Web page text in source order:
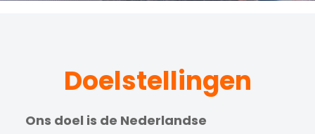
Doelstellingen
Ons doel is de Nederlandse